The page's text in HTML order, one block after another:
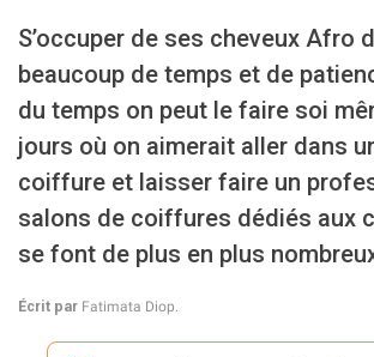
S’occuper de ses cheveux Afro
beaucoup de temps et de
du temps on peut le faire soi
jours où on aimerait aller dans
coiffure et laisser faire un
salons de coiffures dédiés aux
se font de plus en plus
Écrit par Fatimata Diop.